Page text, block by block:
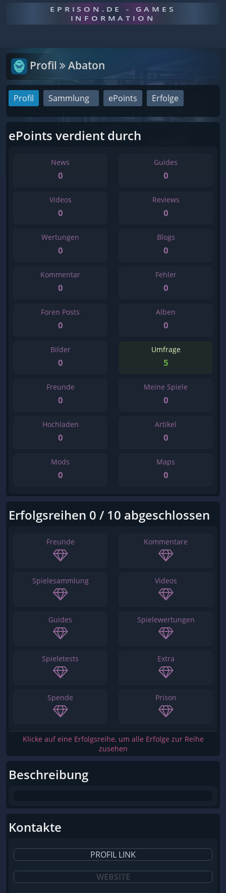
EPRISON.DE - GAMES
INFORMATION
Profil Abaton
Profil Sammlung ePoints Erfolge
ePoints verdient durch
News
0
Guides
0
Videos
0
Reviews
0
Wertungen
0
Blogs
0
Kommentar
0
Fehler
0
Foren Posts
0
Alben
0
Bilder
0
Umfrage
5
Freunde
0
Meine Spiele
0
Hochladen
0
Artikel
0
Mods
0
Maps
0
Erfolgsreihen 0 / 10 abgeschlossen
Freunde Kommentare
Spielesammlung Videos
Guides Spielewertungen
Spieletests Extra
Spende Prison
Klicke auf eine Erfolgsreihe, um alle Erfolge zur Reihe
zusehen
Beschreibung
Kontakte
PROFIL LINK
WEBSITE